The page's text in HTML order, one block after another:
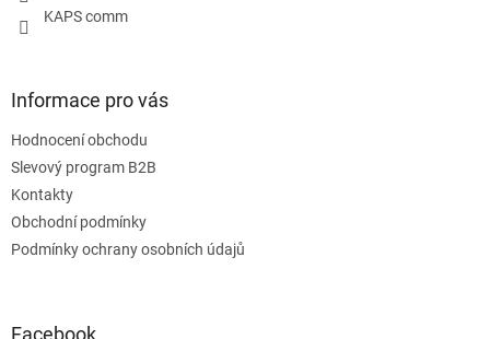
KAPS comm
Informace pro vás
Hodnocení obchodu
Slevový program B2B
Kontakty
Obchodní podmínky
Podmínky ochrany osobních údajů
Facebook